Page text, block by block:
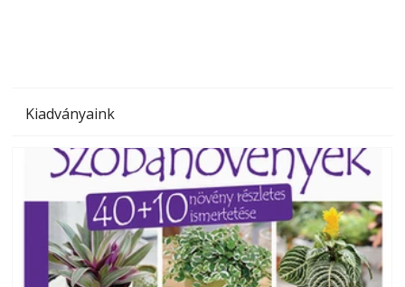
Kiadványaink